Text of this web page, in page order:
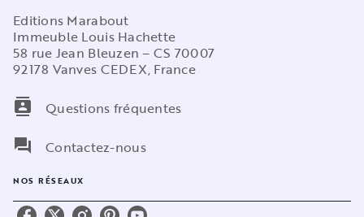
Editions Marabout
Immeuble Louis Hachette
58 rue Jean Bleuzen – CS 70007
92178 Vanves CEDEX, France
contacts
Questions fréquentes
question_answer
Contactez-nous
NOS RÉSEAUX